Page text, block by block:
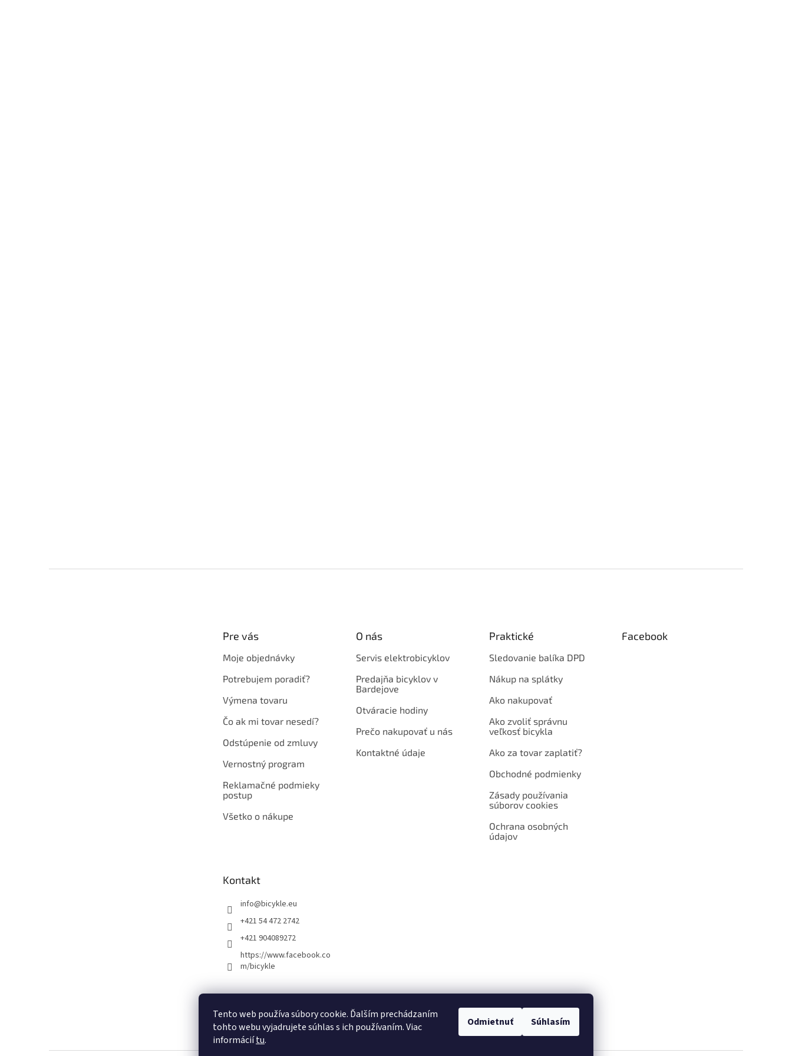
Tento web používa súbory cookie. Ďalším prechádzaním
tohto webu vyjadrujete súhlas s ich používaním. Viac
informáciítu.
Odmietnuť Súhlasím
Pre vás
Moje objednávky
Potrebujem poradiť?
Výmena tovaru
Čo ak mi tovar nesedí?
Odstúpenie od zmluvy
Vernostný program
Reklamačné podmieky
postup
Všetko o nákupe
O nás
Servis elektrobicyklov
Predajňa bicyklov v
Bardejove
Otváracie hodiny
Prečo nakupovať u nás
Kontaktné údaje
Praktické
Sledovanie balíka DPD
Nákup na splátky
Ako nakupovať
Ako zvoliť správnu
veľkosť bicykla
Ako za tovar zaplatiť?
Obchodné podmienky
Zásady používania
súborov cookies
Ochrana osobných
údajov
Facebook
Kontakt
info@bicykle.eu
+421 54 472 2742
+421 904089272
https://www.facebook.co
m/bicykle